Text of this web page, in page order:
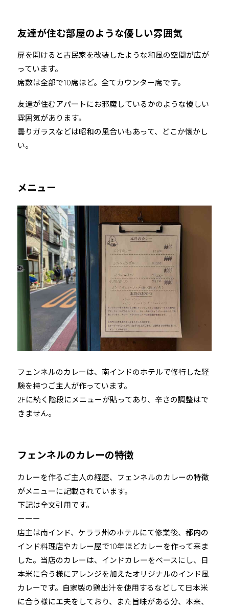
友達が住む部屋のような優しい雰囲気
扉を開けると古民家を改装したような和風の空間が広が
っています。
席数は全部で10席ほど。全てカウンター席です。
友達が住むアパートにお邪魔しているかのような優しい
雰囲気があります。
曇りガラスなどは昭和の風合いもあって、どこか懐かし
い。
メニュー
フェンネルのカレーは、南インドのホテルで修行した経
験を持つご主人が作っています。
2Fに続く階段にメニューが貼ってあり、辛さの調整はで
きません。
フェンネルのカレーの特徴
カレーを作るご主人の経歴、フェンネルのカレーの特徴
がメニューに記載されています。
下記は全文引用です。
ーーー
店主は南インド、ケララ州のホテルにて修業後、都内の
インド料理店やカレー屋で10年ほどカレーを作って来ま
した。当店のカレーは、インドカレーをベースにし、日
本米に合う様にアレンジを加えたオリジナルのインド風
カレーです。自家製の鶏出汁を使用するなどして日本米
に合う様にエ夫をしており、また旨味がある分、本来、